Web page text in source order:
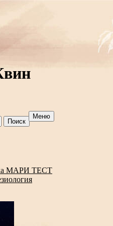
Меню
МАРИ ТЕСТ